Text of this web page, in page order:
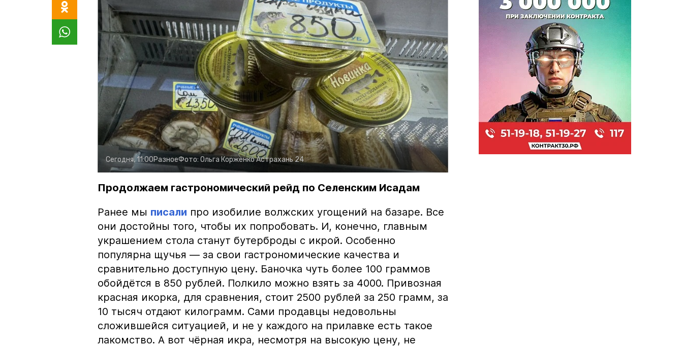
Сегодня, 11:00РазноеФото: Ольга КорженкоАстрахань 24
Продолжаем гастрономический рейд по Селенским Исадам
Ранее мы писали про изобилие волжских угощений на базаре. Все
они достойны того, чтобы их попробовать. И, конечно, главным
украшением стола станут бутерброды с икрой. Особенно
популярна щучья — за свои гастрономические качества и
сравнительно доступную цену. Баночка чуть более 100 граммов
обойдётся в 850 рублей. Полкило можно взять за 4000. Привозная
красная икорка, для сравнения, стоит 2500 рублей за 250 грамм, за
10 тысяч отдают килограмм. Сами продавцы недовольны
сложившейся ситуацией, и не у каждого на прилавке есть такое
лакомство. А вот чёрная икра, несмотря на высокую цену, не